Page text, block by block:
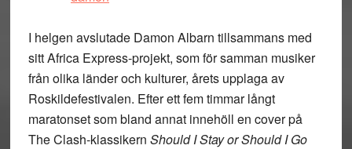
I helgen avslutade Damon Albarn tillsammans med
sitt Africa Express-projekt, som för samman musiker
från olika länder och kulturer, årets upplaga av
Roskildefestivalen. Efter ett fem timmar långt
maratonset som bland annat innehöll en cover på
The Clash-klassikern Should I Stay or Should I Go